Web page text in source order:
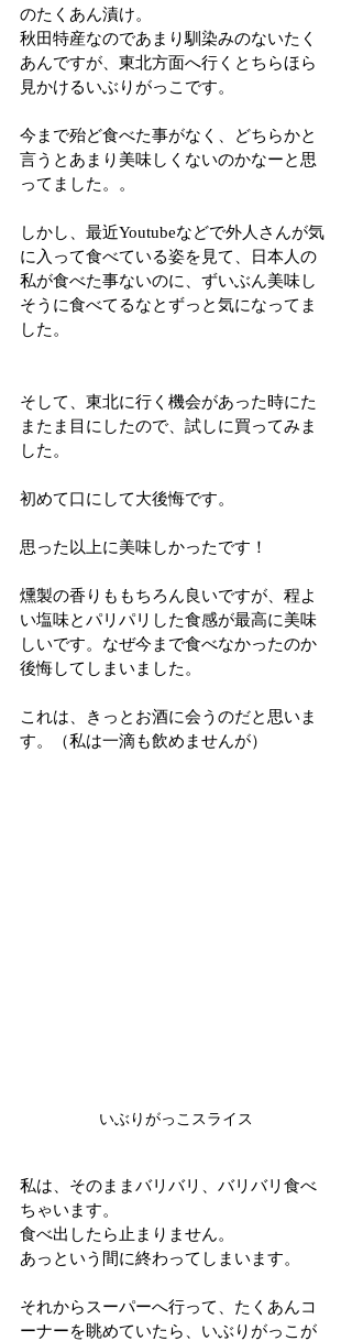
のたくあん漬け。
秋田特産なのであまり馴染みのないたく
あんですが、東北方面へ行くとちらほら
見かけるいぶりがっこです。
今まで殆ど食べた事がなく、どちらかと
言うとあまり美味しくないのかなーと思
ってました。。
しかし、最近Youtubeなどで外人さんが気
に入って食べている姿を見て、日本人の
私が食べた事ないのに、ずいぶん美味し
そうに食べてるなとずっと気になってま
した。
そして、東北に行く機会があった時にた
またま目にしたので、試しに買ってみま
した。
初めて口にして大後悔です。
思った以上に美味しかったです！
燻製の香りももちろん良いですが、程よ
い塩味とパリパリした食感が最高に美味
しいです。なぜ今まで食べなかったのか
後悔してしまいました。
これは、きっとお酒に会うのだと思いま
す。（私は一滴も飲めませんが）
いぶりがっこスライス
私は、そのままバリバリ、バリバリ食べ
ちゃいます。
食べ出したら止まりません。
あっという間に終わってしまいます。
それからスーパーへ行って、たくあんコ
ーナーを眺めていたら、いぶりがっこが